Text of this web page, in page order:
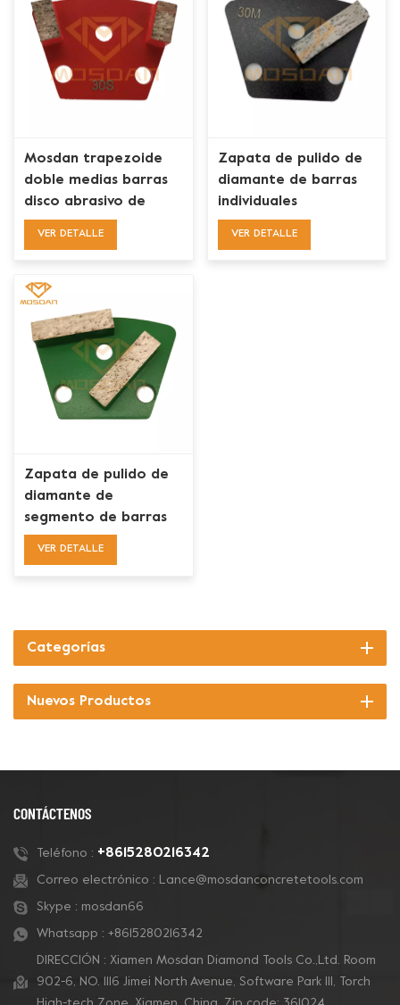
Mosdan trapezoide
doble medias barras
disco abrasivo de
diamante para piso
VER DETALLE
Zapata de pulido de
diamante de barras
individuales
trapezoidales Mosdan
VER DETALLE
Zapata de pulido de
diamante de
segmento de barras
dobles trapezoidales
VER DETALLE
Categorías
Nuevos Productos
CONTÁCTENOS
Teléfono : +8615280216342
Correo electrónico : Lance@mosdanconcretetools.com
Skype : mosdan66
Whatsapp : +8615280216342
DIRECCIÓN : Xiamen Mosdan Diamond Tools Co.,Ltd. Room
902-6, NO. 1116 Jimei North Avenue, Software Park Ill, Torch